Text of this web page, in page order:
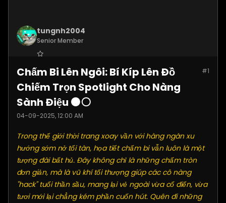
tungnh2004
Senior Member
Posts: 4099 #1
Chấm Bi Lên Ngôi: Bí Kíp Lên Đồ
Chiếm Trọn Spotlight Cho Nàng
Sành Điệu ⚫⚪
04-09-2025, 12:00 AM
Trong thế giới thời trang xoay vần với hàng ngàn xu
hướng sớm nở tối tàn, họa tiết chấm bi vẫn luôn là một
tượng đài bất hủ. Đây không chỉ là những chấm tròn
đơn giản, mà là vũ khí tối thượng giúp các cô nàng
"hack" tuổi thần sầu, mang lại vẻ ngoài vừa cổ điển, vừa
tươi mới lại chẳng kém phần cuốn hút. Quên đi những